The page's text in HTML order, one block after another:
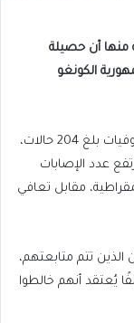
منها أن حصيلة
الكونغو
وأوضح ممثل المراكز، وسام مانكولا، أن إجمالي الوفيات بلغ 204 حالات،
عدد الإصابات
في الكونغو الديمقراطية، مقابل تعافي
الذين تتم متابعتهم،
يتجاوز عددهم 4112 شخصًا، مقارنة بنحو 35 ألفًا يُعتقد أنهم خالطوا